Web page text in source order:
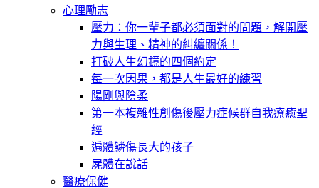
心理勵志
壓力：你一輩子都必須面對的問題，解開壓
力與生理、精神的糾纏關係！
打破人生幻鏡的四個約定
每一次因果，都是人生最好的練習
陽剛與陰柔
第一本複雜性創傷後壓力症候群自我療癒聖
經
遍體鱗傷長大的孩子
屍體在說話
醫療保健